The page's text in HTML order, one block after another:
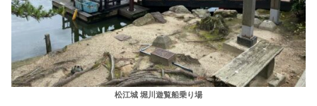
松江城 堀川遊覧船乗り場